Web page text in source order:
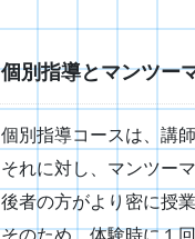
個別指導とマンツー
個別指導コースは、講
それに対し、マンツー
後者の方がより密に授
そのため、体験時に１